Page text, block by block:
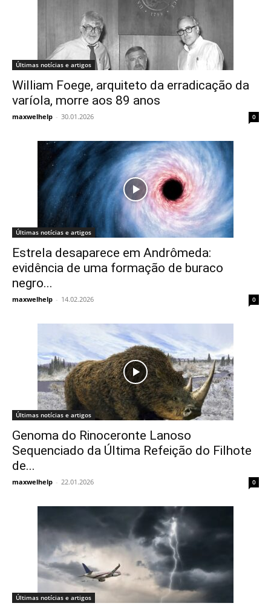
Últimas notícias e artigos
William Foege, arquiteto da erradicação da
varíola, morre aos 89 anos
maxwelhelp - 30.01.2026 0
Últimas notícias e artigos
Estrela desaparece em Andrômeda:
evidência de uma formação de buraco
negro...
maxwelhelp - 14.02.2026 0
Últimas notícias e artigos
Genoma do Rinoceronte Lanoso
Sequenciado da Última Refeição do Filhote
de...
maxwelhelp - 22.01.2026 0
Últimas notícias e artigos